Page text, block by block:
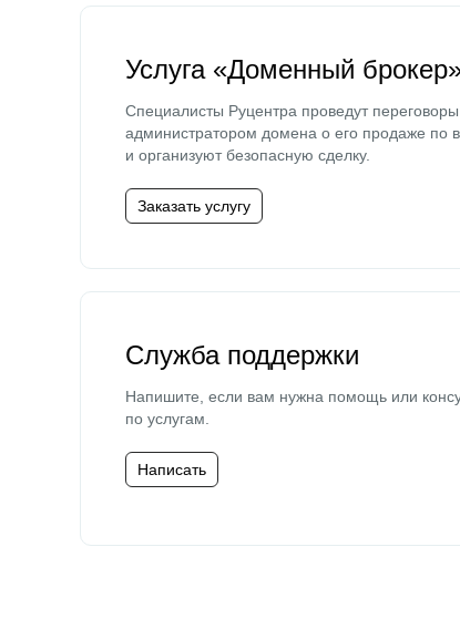
Услуга «Доменный
Специалисты Руцентра проведут
администратором домена о его продаже по
и организуют безопасную сделку.
Заказать услугу
Служба поддержки
Напишите, если вам нужна помощь или
по услугам.
Написать